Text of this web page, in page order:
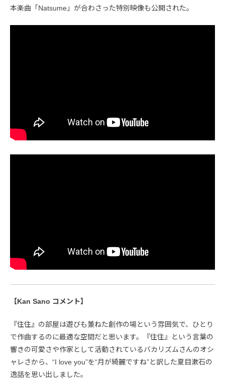
本楽曲「Natsume」が合わさった特別映像も公開された。
【Kan Sano コメント】
『住住』の部屋は遊びも兼ねた創作の場という雰囲気で、ひとり
で作曲するのに最適な空間だと思います。『住住』という言葉の
響きの可愛さや作家として活動されているバカリズムさんのオシ
ャレさから、“I love you”を“月が綺麗ですね”と訳した夏目漱石の
逸話を思い出しました。